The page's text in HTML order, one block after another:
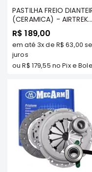
Pajero
PASTILHA FREIO
(CERAMICA) - AIRTREK
TDS /ASX / GRANDIS/
GALANT 2.5 V6 01/..
OUTLANDER TDS/
OUTLANDER 2013/....
2.0/3.0/2.2 TDS -
R$ 189,00
em até 3xde R$ 63,00
juros
ouR$ 179,55 no Pix e